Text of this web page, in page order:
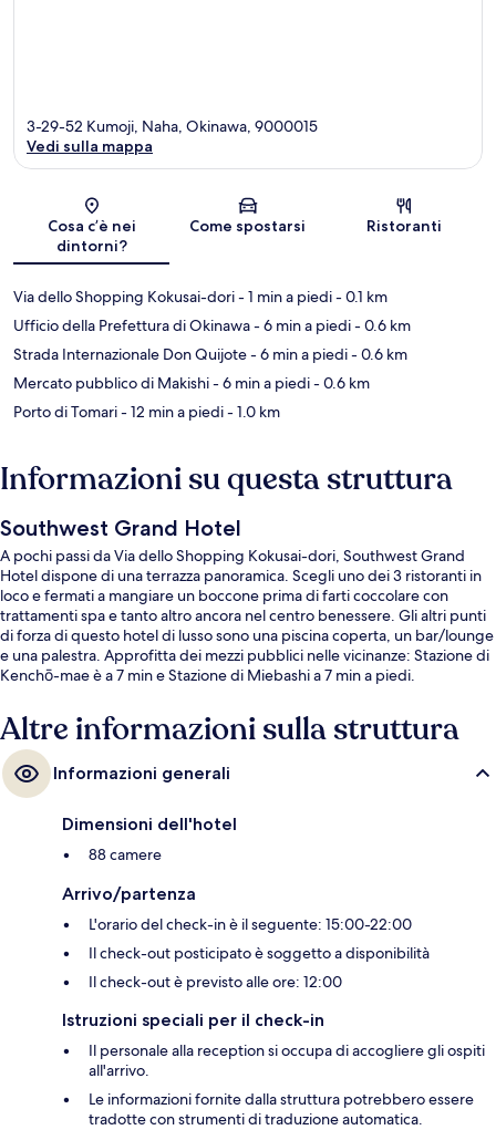
Mappa
3-29-52 Kumoji, Naha, Okinawa, 9000015
Vedi sulla mappa
Cosa c’è nei
dintorni?
Come spostarsi Ristoranti
Via dello Shopping Kokusai-dori- 1 min a piedi- 0.1 km
Ufficio della Prefettura di Okinawa- 6 min a piedi- 0.6 km
Strada Internazionale Don Quijote- 6 min a piedi- 0.6 km
Mercato pubblico di Makishi- 6 min a piedi- 0.6 km
Porto di Tomari- 12 min a piedi- 1.0 km
Informazioni su questa struttura
Southwest Grand Hotel
A pochi passi da Via dello Shopping Kokusai-dori, Southwest Grand
Hotel dispone di una terrazza panoramica. Scegli uno dei 3 ristoranti in
loco e fermati a mangiare un boccone prima di farti coccolare con
trattamenti spa e tanto altro ancora nel centro benessere. Gli altri punti
di forza di questo hotel di lusso sono una piscina coperta, un bar/lounge
e una palestra. Approfitta dei mezzi pubblici nelle vicinanze: Stazione di
Kenchō-mae è a 7 min e Stazione di Miebashi a 7 min a piedi.
Altre informazioni sulla struttura
Informazioni generali
Dimensioni dell'hotel
88 camere
Arrivo/partenza
L'orario del check-in è il seguente: 15:00-22:00
Il check-out posticipato è soggetto a disponibilità
Il check-out è previsto alle ore: 12:00
Istruzioni speciali per il check-in
Il personale alla reception si occupa di accogliere gli ospiti
all'arrivo.
Le informazioni fornite dalla struttura potrebbero essere
tradotte con strumenti di traduzione automatica.